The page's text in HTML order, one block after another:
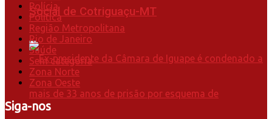
Social de Cotriguaçu-MT
Polícia
Política
Região Metropolitana
Rio de Janeiro
Saúde
Sem categoria
Zona Norte
Zona Oeste
Siga-nos